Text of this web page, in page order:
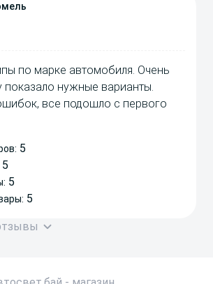
по марке автомобиля. Очень
показало нужные варианты.
все подошло с первого
5
5
5
5